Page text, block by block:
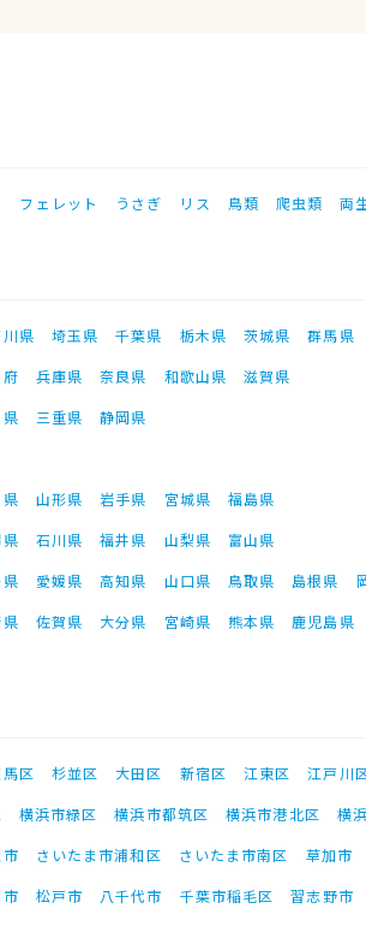
フェレット うさぎ リス 鳥類 爬虫類 両
県 埼玉県 千葉県 栃木県 茨城県
群馬県
兵庫県 奈良県 和歌山県
滋賀県
三重県
静岡県
山形県 岩手県 宮城県
福島県
石川県 福井県 山梨県
富山県
愛媛県 高知県 山口県 鳥取県 島根県
佐賀県 大分県 宮崎県 熊本県 鹿児島県
区 杉並区 大田区 新宿区 江東区 江戸川
横浜市緑区 横浜市都筑区 横浜市港北区 横
さいたま市浦和区 さいたま市南区 草加市
松戸市 八千代市 千葉市稲毛区 習志野市